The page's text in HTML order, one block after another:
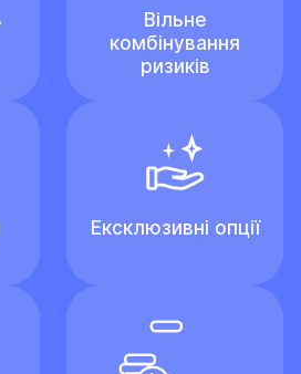
Вільне
комбінування
ризиків
Ексклюзивні опції